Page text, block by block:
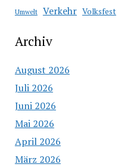
Umwelt Verkehr Volksfest
Archiv
August 2026
Juli 2026
Juni 2026
Mai 2026
April 2026
März 2026